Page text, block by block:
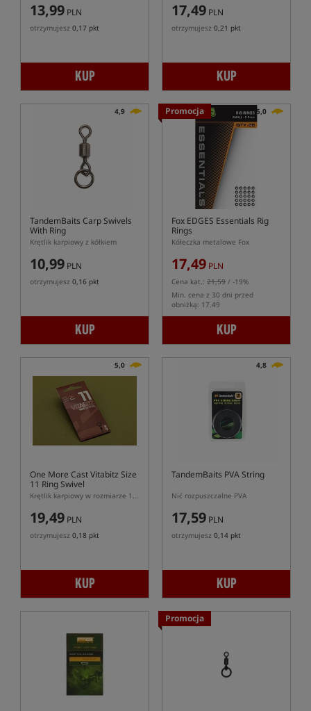
13,99 PLN
otrzymujesz 0,17 pkt
KUP
17,49 PLN
otrzymujesz 0,21 pkt
KUP
4,9
TandemBaits Carp Swivels
With Ring
Krętlik karpiowy z kółkiem
10,99 PLN
otrzymujesz 0,16 pkt
KUP
Promocja 5,0
Fox EDGES Essentials Rig
Rings
Kółeczka metalowe Fox
17,49 PLN
Cena kat.: 21,59 / -19%
Min. cena z 30 dni przed
obniżką: 17.49
KUP
5,0
One More Cast Vitabitz Size
11 Ring Swivel
Krętlik karpiowy w rozmiarze 11 z kółeczkiem
19,49 PLN
otrzymujesz 0,18 pkt
KUP
4,8
TandemBaits PVA String
Nić rozpuszczalne PVA
17,59 PLN
otrzymujesz 0,14 pkt
KUP
Promocja